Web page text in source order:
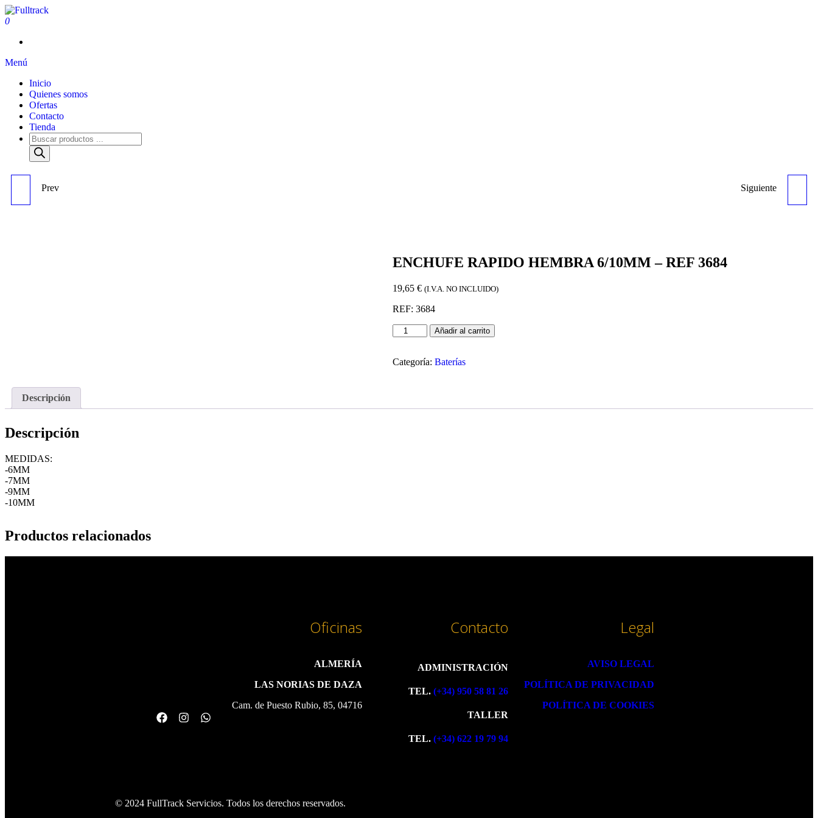
0
Menú
Inicio
Quienes somos
Ofertas
Contacto
Tienda
ENCHUFE RAPIDO
Prev CASQUILLO BRONZE
Siguiente
ENCHUFE RAPIDO HEMBRA 6/10MM – REF 3684
19,65€ (I.V.A. NO INCLUIDO)
REF: 3684
Añadir al carrito
Categoría:Baterías
Descripción
Descripción
MEDIDAS:
-6MM
-7MM
-9MM
-10MM
Productos relacionados
Oficinas
ALMERÍA
LAS NORIAS DE DAZA
Cam. de Puesto Rubio, 85, 04716
Contacto
ADMINISTRACIÓN
TEL. (+34) 950 58 81 26
TALLER
TEL. (+34) 622 19 79 94
Legal
AVISO LEGAL
POLÍTICA DE PRIVACIDAD
POLÍTICA DE COOKIES
© 2024 FullTrack Servicios. Todos los derechos reservados.